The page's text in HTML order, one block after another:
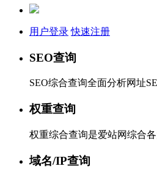
用户登录 快速注册
SEO查询
SEO综合查询全面分析网址
权重查询
权重综合查询是爱站网综合
域名/IP查询